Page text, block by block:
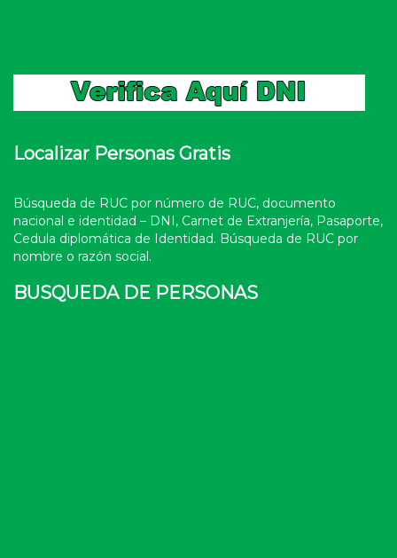
Localizar Personas Gratis
Búsqueda de RUC por número de RUC, documento
nacional e identidad – DNI, Carnet de Extranjería, Pasaporte,
Cedula diplomática de Identidad. Búsqueda de RUC por
nombre o razón social.
BUSQUEDA DE PERSONAS